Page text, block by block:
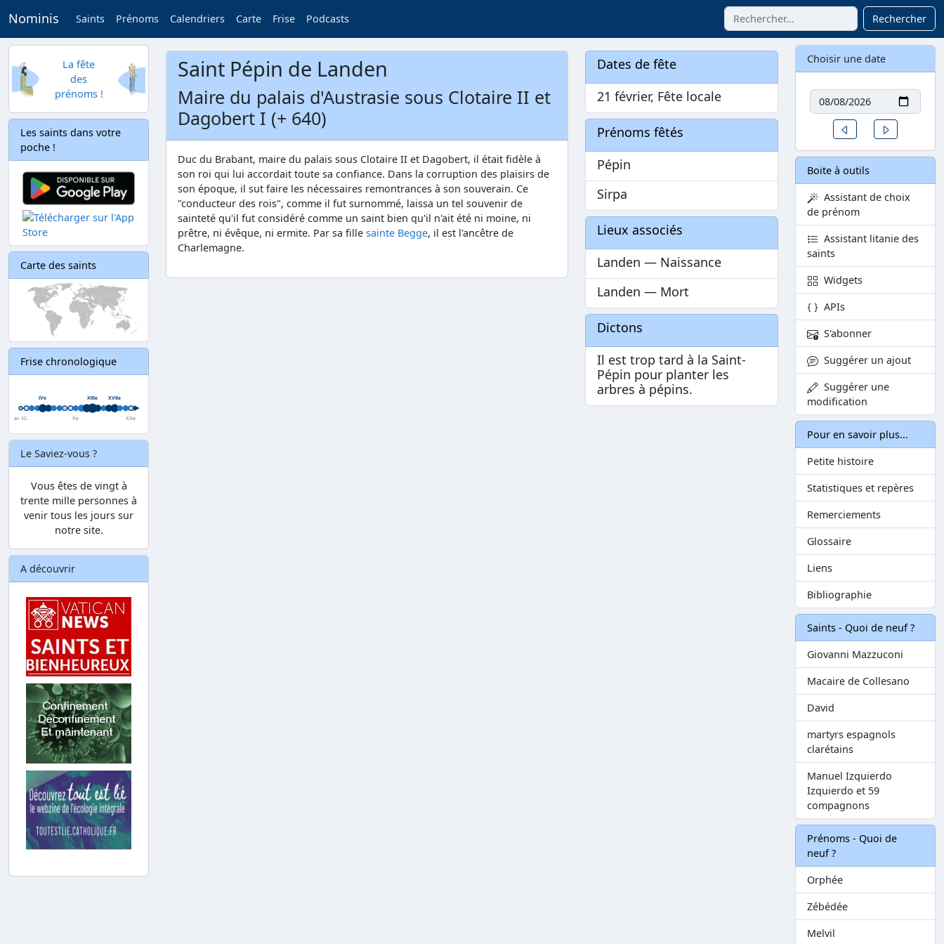
Nominis Saints Prénoms Calendriers Carte Frise Podcasts Rechercher
La fête
des
prénoms !
Les saints dans votre
poche !
Carte des saints
Frise chronologique
Le Saviez-vous ?
Vous êtes de vingt à
trente mille personnes à
venir tous les jours sur
notre site.
A découvrir
Saint Pépin de Landen
Maire du palais d'Austrasie sous Clotaire II et
Dagobert I (+ 640)
Duc du Brabant, maire du palais sous Clotaire II et Dagobert, il était fidèle à
son roi qui lui accordait toute sa confiance. Dans la corruption des plaisirs de
son époque, il sut faire les nécessaires remontrances à son souverain. Ce
"conducteur des rois", comme il fut surnommé, laissa un tel souvenir de
sainteté qu'il fut considéré comme un saint bien qu'il n'ait été ni moine, ni
prêtre, ni évêque, ni ermite. Par sa fille sainte Begge, il est l'ancêtre de
Charlemagne.
Dates de fête
21 février, Fête locale
Prénoms fêtés
Pépin
Sirpa
Lieux associés
Landen — Naissance
Landen — Mort
Dictons
Il est trop tard à la Saint-
Pépin pour planter les
arbres à pépins.
Choisir une date
Date
Un jour avant
Boite à outils
Assistant de choix
de prénom
Assistant litanie des
saints
Widgets
APIs
S'abonner
Suggérer un ajout
Suggérer une
modification
Pour en savoir plus...
Petite histoire
Statistiques et repères
Remerciements
Glossaire
Liens
Bibliographie
Saints - Quoi de neuf ?
Giovanni Mazzuconi
Macaire de Collesano
David
martyrs espagnols
clarétains
Manuel Izquierdo
Izquierdo et 59
compagnons
Prénoms - Quoi de
neuf ?
Orphée
Zébédée
Melvil